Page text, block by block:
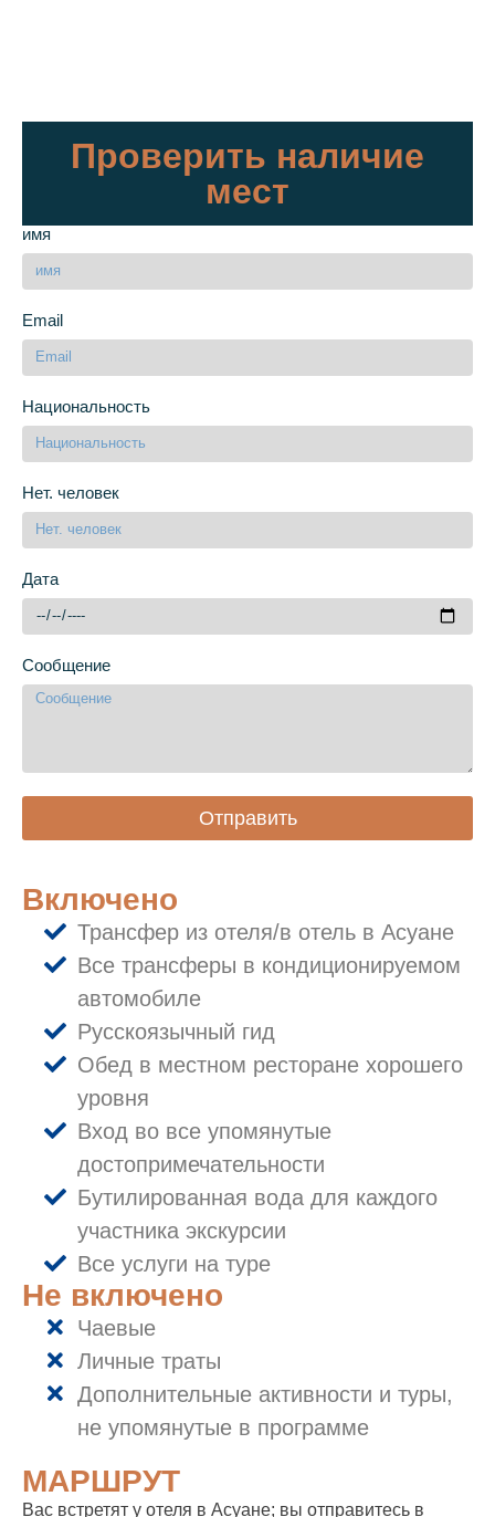
Проверить наличие
мест
имя
Email
Национальность
Нет. человек
Дата
Сообщение
Отправить
Включено
Трансфер из отеля/в отель в Асуане
Все трансферы в кондиционируемом
автомобиле
Русскоязычный гид
Обед в местном ресторане хорошего
уровня
Вход во все упомянутые
достопримечательности
Бутилированная вода для каждого
участника экскурсии
Все услуги на туре
Не включено
Чаевые
Личные траты
Дополнительные активности и туры,
не упомянутые в программе
МАРШРУТ
Вас встретят у отеля в Асуане; вы отправитесь в